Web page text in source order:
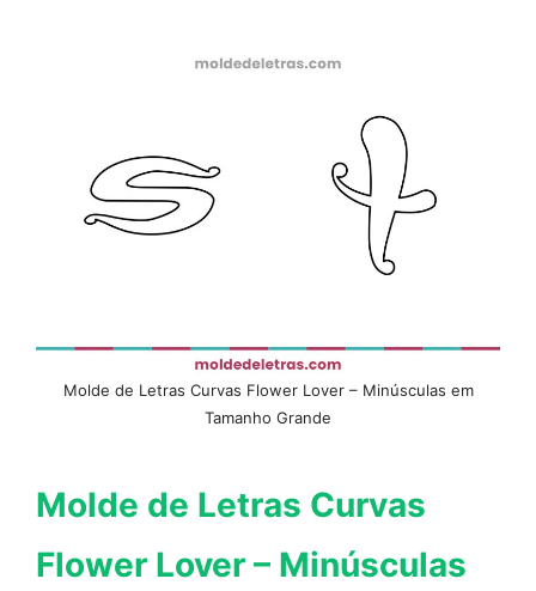
Molde de Letras Curvas Flower Lover – Minúsculas em
Tamanho Grande
Molde de Letras Curvas
Flower Lover – Minúsculas